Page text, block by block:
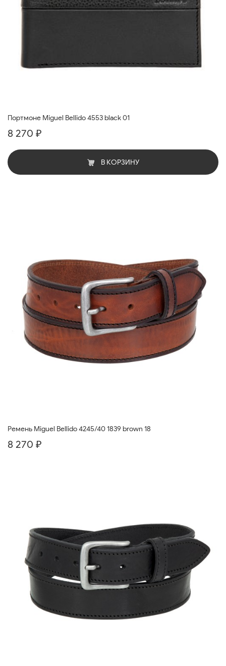
Портмоне Miguel Bellido 4553 black 01
8 270 ₽
В КОРЗИНУ
Ремень Miguel Bellido 4245/40 1839 brown 18
8 270 ₽